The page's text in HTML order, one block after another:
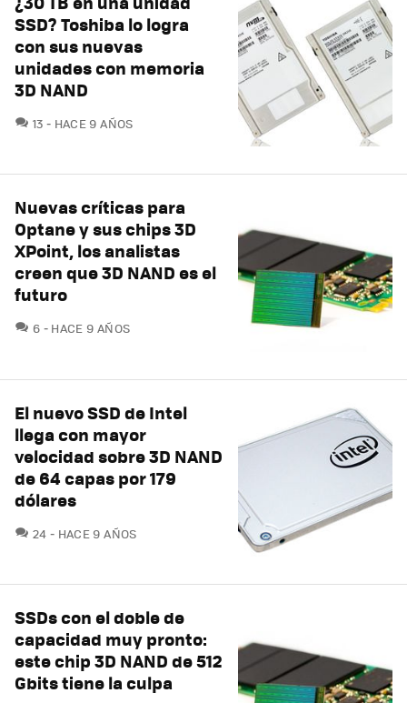
SSD? Toshiba lo logra
con sus nuevas
unidades con memoria
3D NAND
13 COMENTARIOS
HACE 9 AÑOS
Nuevas críticas para
Optane y sus chips 3D
XPoint, los analistas
creen que 3D NAND es el
futuro
6 COMENTARIOS
HACE 9 AÑOS
El nuevo SSD de Intel
llega con mayor
velocidad sobre 3D NAND
de 64 capas por 179
dólares
24 COMENTARIOS
HACE 9 AÑOS
SSDs con el doble de
capacidad muy pronto:
este chip 3D NAND de 512
Gbits tiene la culpa